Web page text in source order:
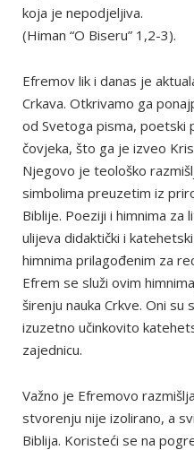
koja je nepodjeljiva.
(Himan “O Biseru” 1,2-3).
Efremov lik i danas je
Crkava. Otkrivamo ga
od Svetoga pisma, poetski
čovjeka, što ga je izveo
Njegovo je teološko
simbolima preuzetim iz
Biblije. Poeziji i himnima za
ulijeva didaktički i
himnima prilagođenim za
Efrem se služi ovim
širenju nauka Crkve. Oni su
izuzetno učinkovito
zajednicu.
Važno je Efremovo
stvorenju nije izolirano, a
Biblija. Koristeći se na